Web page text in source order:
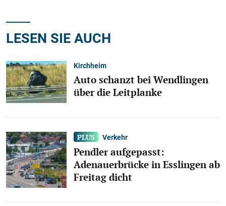
LESEN SIE AUCH
Kirchheim
Auto schanzt bei Wendlingen
über die Leitplanke
Verkehr
Pendler aufgepasst:
Adenauerbrücke in Esslingen ab
Freitag dicht